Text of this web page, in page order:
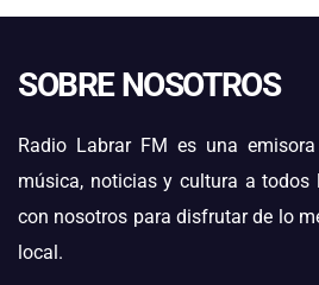
SOBRE NOSOTROS
Radio Labrar FM es una
música, noticias y cultura a todos
con nosotros para disfrutar de lo
local.